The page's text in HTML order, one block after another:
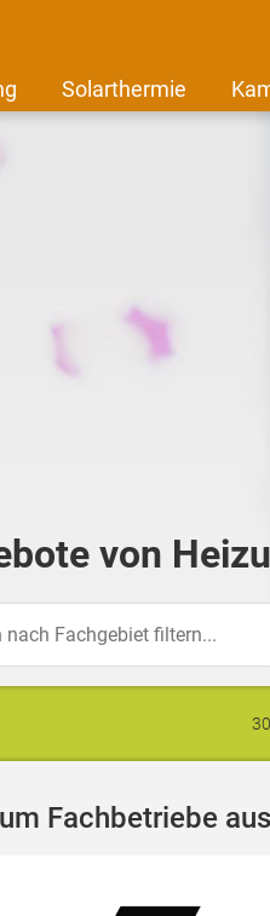
Solarthermie
von
Fachbetriebe